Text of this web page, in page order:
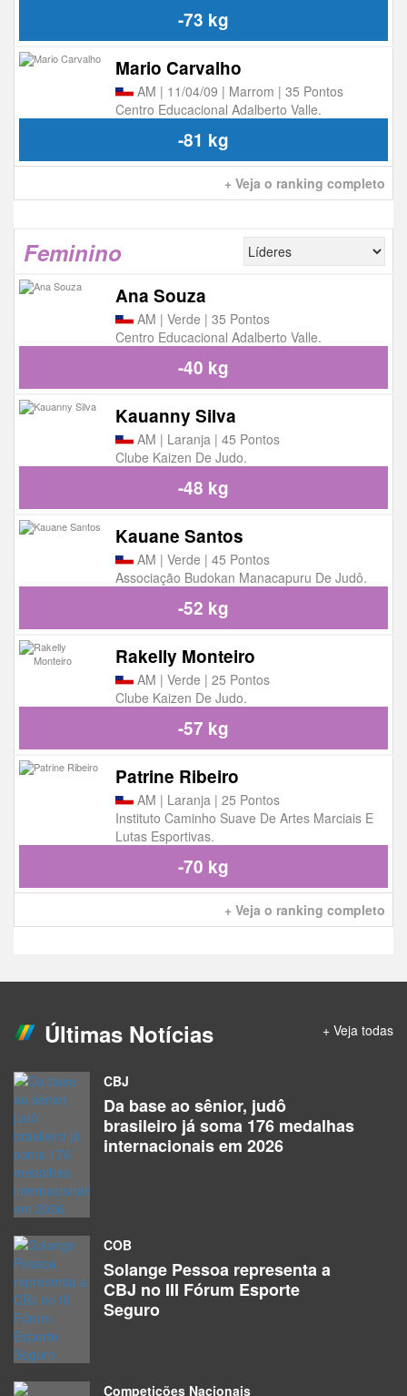
-73 kg
Mario Carvalho
AM | 11/04/09 | Marrom | 35 Pontos
Centro Educacional Adalberto Valle.
-81 kg
+ Veja o ranking completo
Feminino
Ana Souza
AM | Verde | 35 Pontos
Centro Educacional Adalberto Valle.
-40 kg
Kauanny Silva
AM | Laranja | 45 Pontos
Clube Kaizen De Judo.
-48 kg
Kauane Santos
AM | Verde | 45 Pontos
Associação Budokan Manacapuru De Judô.
-52 kg
Rakelly Monteiro
AM | Verde | 25 Pontos
Clube Kaizen De Judo.
-57 kg
Patrine Ribeiro
AM | Laranja | 25 Pontos
Instituto Caminho Suave De Artes Marciais E
Lutas Esportivas.
-70 kg
+ Veja o ranking completo
Últimas Notícias + Veja todas
CBJ
Da base ao sênior, judô
brasileiro já soma 176 medalhas
internacionais em 2026
COB
Solange Pessoa representa a
CBJ no III Fórum Esporte
Seguro
Competições Nacionais